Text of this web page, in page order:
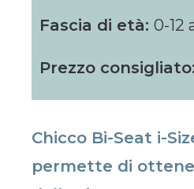
Fascia di età: 0-12
Prezzo consigliato:
Chicco Bi-Seat i-
permette di